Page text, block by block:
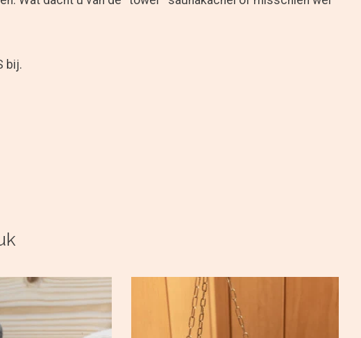
bij.